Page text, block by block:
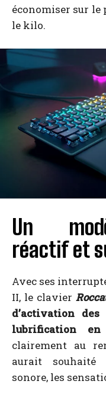
économiser sur le
le kilo.
Un
réactif et
Avec ses
II, le clavier
d’activation
lubrification
clairement au
aurait souhaité
sonore, les